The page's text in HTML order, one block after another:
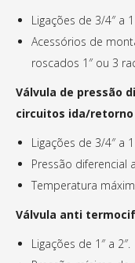
Ligações de 3/4″ a
Acessórios de
roscados 1″ ou 3
Válvula de pressão
circuitos ida/retorno
Ligações de 3/4″ a
Pressão diferencial
Temperatura
Válvula anti
Ligações de 1″ a 2″.